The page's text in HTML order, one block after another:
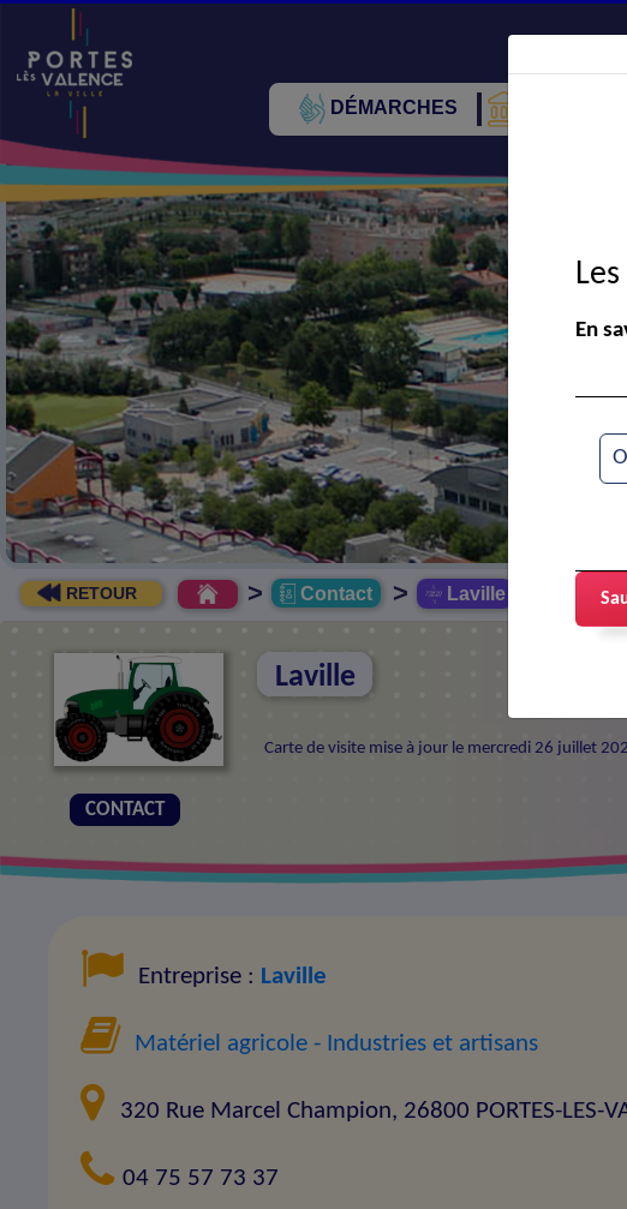
DÉMARCHES
Précédent
RETOUR > Contact > Laville
Laville
Carte de visite mise à jour le mercredi 26 juillet
CONTACT
Entreprise : Laville
Matériel agricole - Industries et artisans
320 Rue Marcel Champion, 26800 PORTES-LES-
04 75 57 73 37
En